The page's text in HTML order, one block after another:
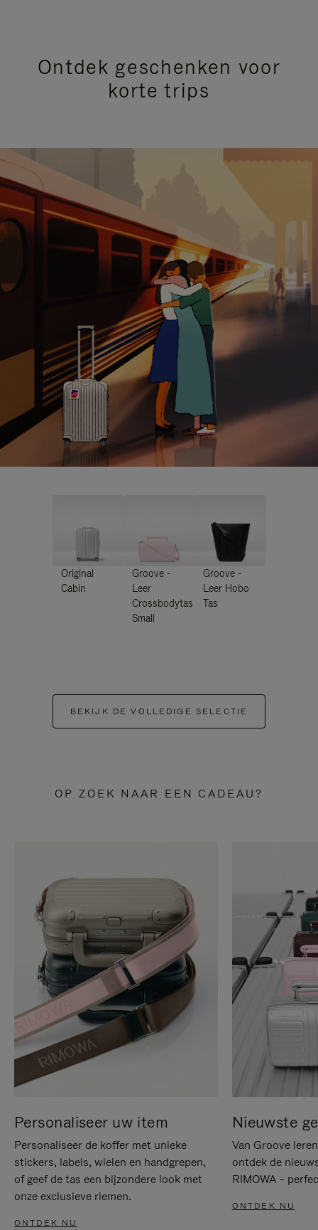
Ontdek geschenken voor
korte trips
Original
Cabin
Groove -
Leer
Crossbodytas
Small
Groove -
Leer Hobo
Tas
BEKIJK DE VOLLEDIGE SELECTIE
OP ZOEK NAAR EEN CADEAU?
Personaliseer uw item
Personaliseer de koffer met unieke
stickers, labels, wielen en handgrepen,
of geef de tas een bijzondere look met
onze exclusieve riemen.
ONTDEK NU
Nieuwste
Van Groove
ontdek de
RIMOWA –
ONTDEK NU